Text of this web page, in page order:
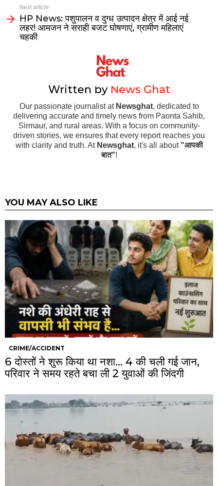
Next article
HP News: पशुपालन व दुग्ध उत्पादन क्षेत्र में आई नई
लहर! आमजन ने सराही बजट घोषणाएं, ग्रामीण महिलाएं
चहकी
Written by News Ghat
Our passionate journalist at Newsghat, dedicated to
delivering accurate and timely news from Paonta Sahib,
Sirmaur, and rural areas. With a focus on community-
driven stories, we ensures that every report reaches you
with clarity and truth. At Newsghat, it's all about "आपकी
बात"!
YOU MAY ALSO LIKE
CRIME/ACCIDENT
6 दोस्तों ने शुरू किया था नशा… 4 की चली गई जान,
परिवार ने समय रहते बचा ली 2 युवाओं की जिंदगी